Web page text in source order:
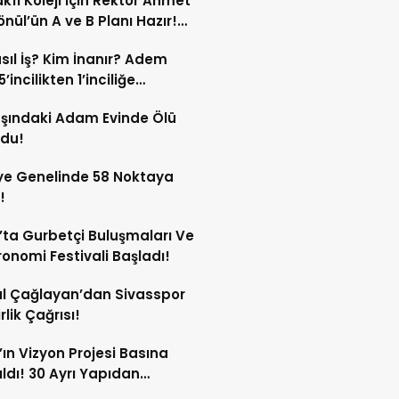
A ve B Planı Hazır!
İş? Kim İnanır? Adem
1’inciliğe
Adam Evinde Ölü
Genelinde 58 Noktaya
Gurbetçi Buluşmaları Ve
Festivali Başladı!
Çağlayan’dan Sivasspor
Çağrısı!
Vizyon Projesi Basına
30 Ayrı Yapıdan